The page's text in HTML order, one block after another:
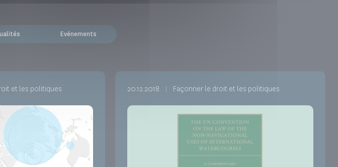
Evénements
et les politiques 20.12.2018 Façonner le droit et les politiques